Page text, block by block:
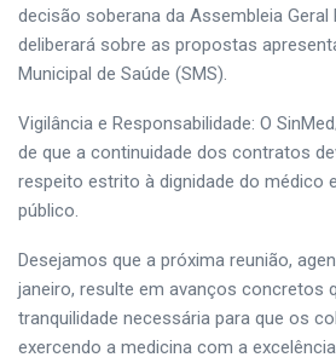
decisão soberana da Assembleia Geral
deliberará sobre as propostas
Municipal de Saúde (SMS).
Vigilância e Responsabilidade: O
de que a continuidade dos contratos
respeito estrito à dignidade do médico
público.
Desejamos que a próxima reunião,
janeiro, resulte em avanços concretos
tranquilidade necessária para que os
exercendo a medicina com a